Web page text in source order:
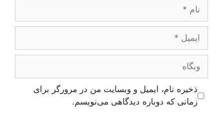
ایمیل
وبگاه
ذخیره نام، ایمیل و وبسایت من در مرورگر برای
زمانی که دوباره دیدگاهی می‌نویسم.